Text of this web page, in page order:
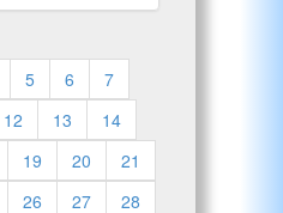
5 6
7
12 13
14
19 20
21
26 27
28